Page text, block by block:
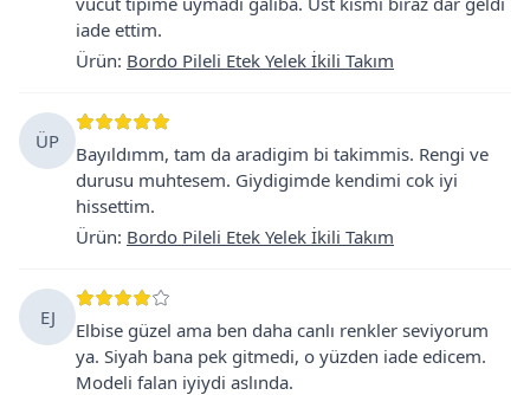
iade ettim.
Ürün: Bordo Pileli Etek Yelek İkili Takım
ÜP
Bayıldımm, tam da aradigim bi takimmis. Rengi ve
durusu muhtesem. Giydigimde kendimi cok iyi
hissettim.
Ürün: Bordo Pileli Etek Yelek İkili Takım
EJ
Elbise güzel ama ben daha canlı renkler seviyorum
ya. Siyah bana pek gitmedi, o yüzden iade edicem.
Modeli falan iyiydi aslında.